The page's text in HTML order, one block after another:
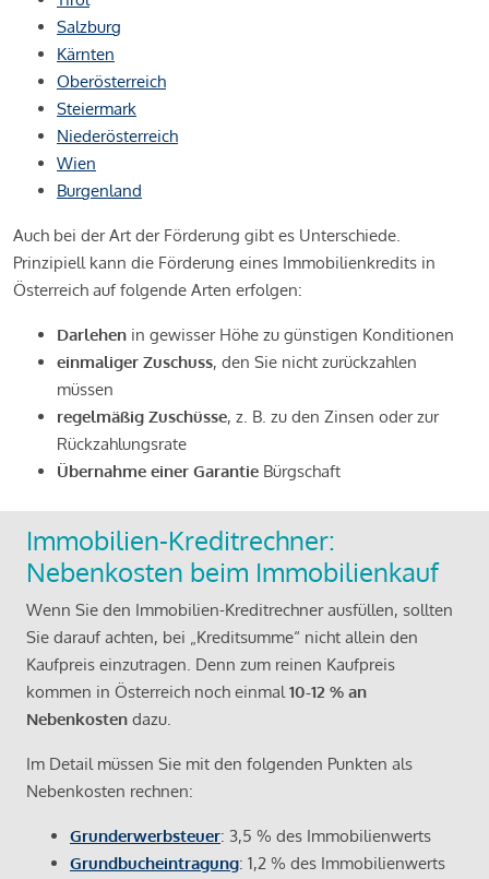
Salzburg
Kärnten
Oberösterreich
Steiermark
Niederösterreich
Wien
Burgenland
Auch bei der Art der Förderung gibt es Unterschiede.
Prinzipiell kann die Förderung eines Immobilienkredits in
Österreich auf folgende Arten erfolgen:
Darlehen in gewisser Höhe zu günstigen Konditionen
einmaliger Zuschuss, den Sie nicht zurückzahlen
müssen
regelmäßig Zuschüsse, z. B. zu den Zinsen oder zur
Rückzahlungsrate
Übernahme einer Garantie Bürgschaft
Immobilien-Kreditrechner:
Nebenkosten beim Immobilienkauf
Wenn Sie den Immobilien-Kreditrechner ausfüllen, sollten
Sie darauf achten, bei „Kreditsumme“ nicht allein den
Kaufpreis einzutragen. Denn zum reinen Kaufpreis
kommen in Österreich noch einmal10-12 % an
Nebenkosten dazu.
Im Detail müssen Sie mit den folgenden Punkten als
Nebenkosten rechnen:
Grunderwerbsteuer: 3,5 % des Immobilienwerts
Grundbucheintragung: 1,2 % des Immobilienwerts